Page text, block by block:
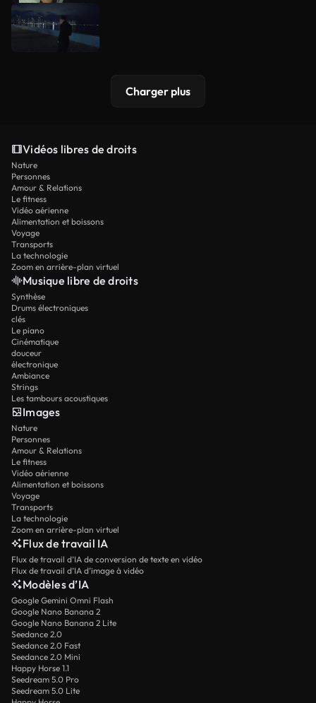
Charger plus
Vidéos libres de droits
Nature
Personnes
Amour & Relations
Le fitness
Vidéo aérienne
Alimentation et boissons
Voyage
Transports
La technologie
Zoom en arrière-plan virtuel
Musique libre de droits
Synthèse
Drums électroniques
clés
Le piano
Cinématique
douceur
électronique
Ambiance
Strings
Les tambours acoustiques
Images
Nature
Personnes
Amour & Relations
Le fitness
Vidéo aérienne
Alimentation et boissons
Voyage
Transports
La technologie
Zoom en arrière-plan virtuel
Flux de travail IA
Flux de travail d’IA de conversion de texte en vidéo
Flux de travail d’IA d’image à vidéo
Modèles d’IA
Google Gemini Omni Flash
Google Nano Banana 2
Google Nano Banana 2 Lite
Seedance 2.0
Seedance 2.0 Fast
Seedance 2.0 Mini
Happy Horse 1.1
Seedream 5.0 Pro
Seedream 5.0 Lite